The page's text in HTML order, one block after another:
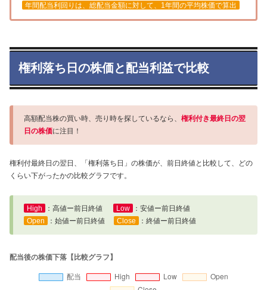
年間配当利回りは、総配当金額に対して、1年間の平均株価で算出
権利落ち日の株価と配当利益で比較
高額配当株の買い時、売り時を探しているなら、 権利付き最終日の翌
日の株価に注目！
権利付最終日の翌日、「権利落ち日」の株価が、前日終値と比較して、どの
くらい下がったかの比較グラフです。
High ：高値ー前日終値 Low
：安値ー前日終値
Open
：始値ー前日終値 Close ：終値ー前日終値